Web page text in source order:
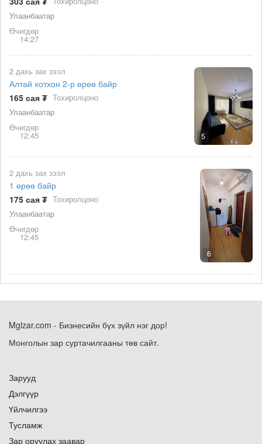
Улаанбаатар
Өчигдөр
14:27
5
2 дахь зах зээл
Алтай хотхон 2-р өрөө байр
165 сая ₮ Тохиролцоно
Улаанбаатар
Өчигдөр
12:45
6
2 дахь зах зээл
1 өрөө байр
175 сая ₮ Тохиролцоно
Улаанбаатар
Өчигдөр
12:45
Mglzar.com - Бизнесийн бүх зүйл нэг дор!
Монголын зар суртачилгааны төв сайт.
Зарууд
Дэлгүүр
Үйлчилгээ
Тусламж
Зар оруулах заавар